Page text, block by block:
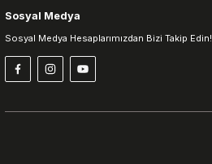
Sosyal Medya
Sosyal Medya Hesaplarımızdan Bizi Takip Edin!